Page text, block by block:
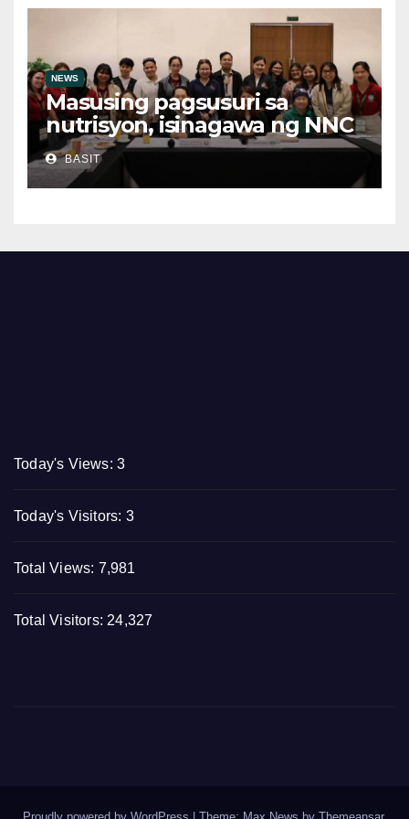
NEWS
Masusing pagsusuri sa
nutrisyon, isinagawa ng NNC
CALABARZON
BASIT
Today's Views: 3
Today's Visitors: 3
Total Views: 7,981
Total Visitors: 24,327